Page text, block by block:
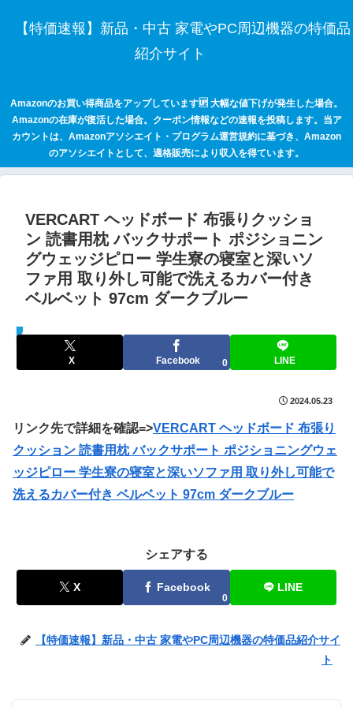
【特価速報】新品・中古 家電やPC周辺機器の特価品
紹介サイト
Amazonのお買い得商品をアップしています🆙 大幅な値下げが発生した場合。
Amazonの在庫が復活した場合。クーポン情報などの速報を投稿します。当ア
カウントは、Amazonアソシエイト・プログラム運営規約に基づき、Amazon
のアソシエイトとして、適格販売により収入を得ています。
VERCART ヘッドボード 布張りクッショ
ン 読書用枕 バックサポート ポジショニン
グウェッジピロー 学生寮の寝室と深いソ
ファ用 取り外し可能で洗えるカバー付き
ベルベット 97cm ダークブルー
セールハンター 激安情報まとめサイト
X Facebook 0 LINE
2024.05.23
リンク先で詳細を確認=>VERCART ヘッドボード 布張り
クッション 読書用枕 バックサポート ポジショニングウェ
ッジピロー 学生寮の寝室と深いソファ用 取り外し可能で
洗えるカバー付き ベルベット 97cm ダークブルー
シェアする
X Facebook
0
LINE
【特価速報】新品・中古 家電やPC周辺機器の特価品紹介サイ
ト